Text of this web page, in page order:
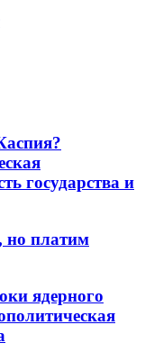
государства и
но платим
ядерного